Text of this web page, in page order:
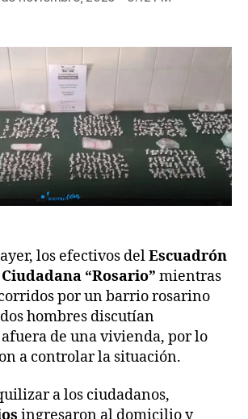
los efectivos delEscuadrón
“Rosario” mientras
por un barrio rosarino
hombres discutían
de una vivienda, por lo
a controlar la situación.
a los ciudadanos,